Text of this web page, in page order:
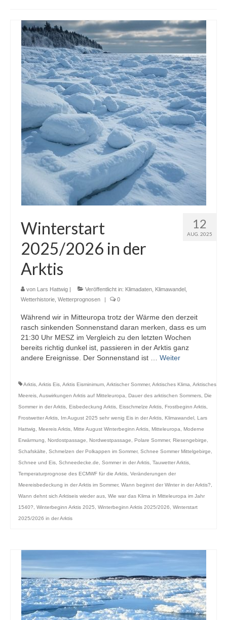
Die Kältepole der Nordhalbkugel: Kanadische
Arktis und Sibirien
Ellesmere Island – Die nördlichste Wildnis
Kanadas
Die Natur der Hudson-Bay und umliegender
Regionen
Die Laptewsee: Die Eisfabrik der Arktis
EisSued
Schneehöhen
Ostsee
Temperaturen in der Arktis und Antarktis
Webcams
Wintersport
Glossar
Datenschutz
Impressum
12
AUG. 2025
Winterstart
2025/2026 in der
Arktis
von Lars Hattwig | Veröffentlicht in: Klimadaten Klimawandel
Wetterhistorie Wetterprognosen | 0
Während wir in Mitteuropa trotz der Wärme den derzeit
rasch sinkenden Sonnenstand daran merken, dass es um
21:30 Uhr MESZ im Vergleich zu den letzten Wochen
bereits richtig dunkel ist, passieren in der Arktis ganz
andere Ereignisse. Der Sonnenstand ist … Weiter
Arktis Arktis Eis Arktis Eisminimum Arktischer Sommer, Arktisches Klima Arktisches
Meereis Auswirkungen Arktis auf Mitteleuropa Dauer des arktischen Sommers Die
Sommer in der Arktis Eisbedeckung Arktis Eisschmelze Arktis Frostbeginn Arktis
Frostwetter Arktis
Im August 2025 sehr wenig Eis in der Arktis Klimawandel Lars
Hattwig
Meereis Arktis Mitte August Winterbeginn Arktis Mitteleuropa
Moderne
Erwärmung
Nordostpassage Nordwestpassage Polare Sommer, Riesengebirge
Schafskälte
Schmelzen der Polkappen im Sommer, Schnee Sommer Mittelgebirge
Schnee und Eis Schneedecke.de Sommer in der Arktis Tauwetter Arktis
Temperaturprognose des ECMWF für die Arktis Veränderungen der
Meereisbedeckung in der Arktis im Sommer, Wann beginnt der Winter in der Arktis?
Wann dehnt sich Arktiseis wieder aus Wie war das Klima in Mitteleuropa im Jahr
1540?
Winterbeginn Arktis 2025 Winterbeginn Arktis 2025/2026
Winterstart
2025/2026 in der Arktis